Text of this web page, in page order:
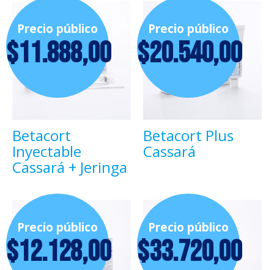
Precio público
$11.888,00
Betacort
Inyectable
Cassará + Jeringa
Precio público
$20.540,00
Betacort Plus
Cassará
Precio público
$12.128,00
Precio público
$33.720,00